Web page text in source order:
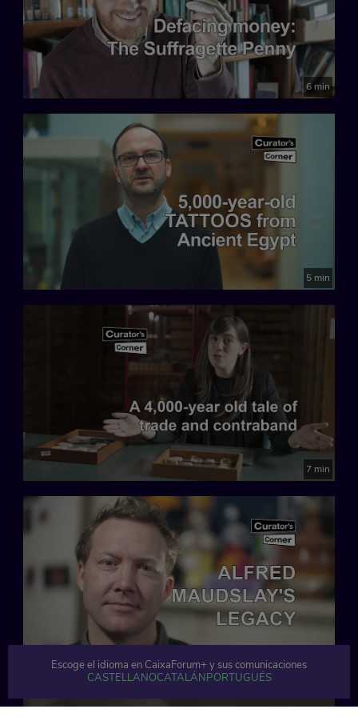
6 min
5 min
7 min
Escoge el idioma en CaixaForum+ y sus comunicaciones
CASTELLANOCATALÁNPORTUGUÉS